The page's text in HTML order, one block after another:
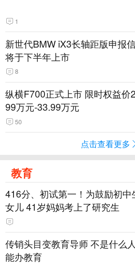
1
新世代BMW iX3长轴距版申报
将于下半年上市
8
纵横F700正式上市 限时权益价
99万元-33.99万元
50
点击查看更多
教育
416分、初试第一！为鼓励初中
女儿 41岁妈妈考上了研究生
传销头目变教育导师 不是什么
能办教育